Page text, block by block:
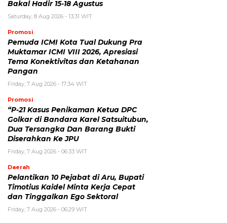
Bakal Hadir 15-18 Agustus
Saturday, 8 Aug 2026 - 13:31 WIT
Promosi
Pemuda ICMI Kota Tual Dukung Pra
Muktamar ICMI VIII 2026, Apresiasi
Tema Konektivitas dan Ketahanan
Pangan
Friday, 7 Aug 2026 - 17:34 WIT
Promosi
“P-21 Kasus Penikaman Ketua DPC
Golkar di Bandara Karel Satsuitubun,
Dua Tersangka Dan Barang Bukti
Diserahkan Ke JPU
Friday, 7 Aug 2026 - 06:33 WIT
Daerah
Pelantikan 10 Pejabat di Aru, Bupati
Timotius Kaidel Minta Kerja Cepat
dan Tinggalkan Ego Sektoral
Friday, 7 Aug 2026 - 06:29 WIT